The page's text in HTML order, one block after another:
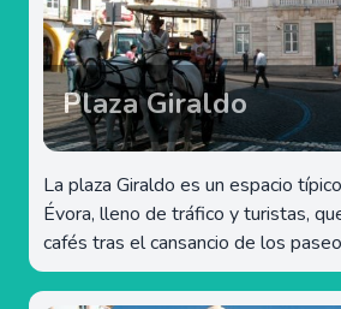
Plaza Giraldo
La plaza Giraldo es un espacio
Évora, lleno de tráfico y turistas,
cafés tras el cansancio de los